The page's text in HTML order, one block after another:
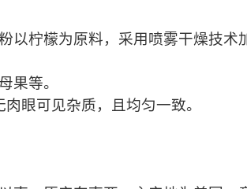
以柠檬为原料，采用喷雾干燥技
果等。
眼可见杂质，且均匀一致。